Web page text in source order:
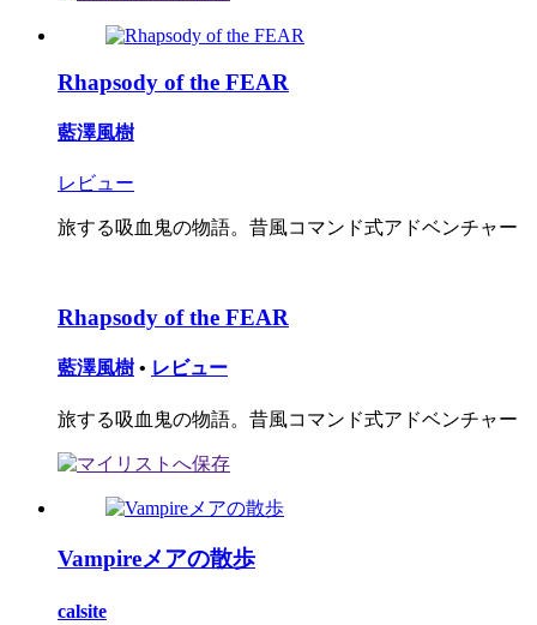
Rhapsody of the FEAR
藍澤風樹
レビュー
旅する吸血鬼の物語。昔風コマンド式アドベンチャー
Rhapsody of the FEAR
藍澤風樹 • レビュー
旅する吸血鬼の物語。昔風コマンド式アドベンチャー
Vampireメアの散歩
calsite